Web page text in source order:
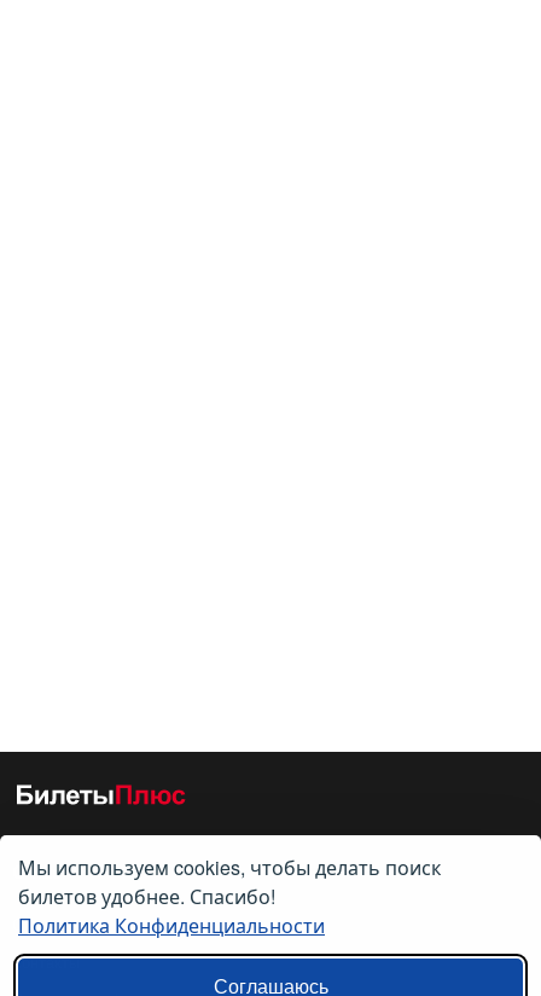
О нас
О компании
Контакты
Мы используем cookies, чтобы делать поиск
билетов удобнее. Спасибо!
Политика Конфиденциальности
Соглашаюсь